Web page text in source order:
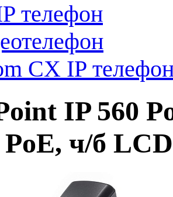
телефон
CX IP
IP 560
ч/б